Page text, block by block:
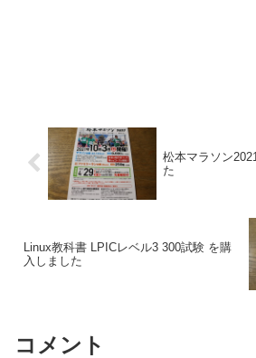
松本マラソン
た
Linux教科書 LPICレベル3 300試験 を購
入しました
コメント